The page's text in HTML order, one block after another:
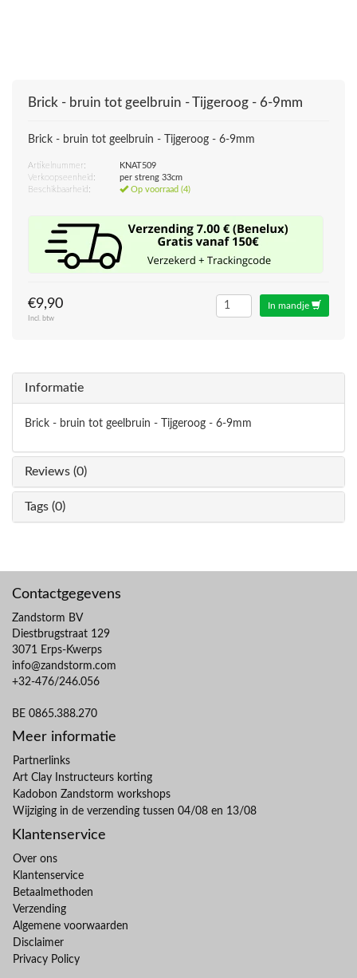
Brick - bruin tot geelbruin - Tijgeroog - 6-9mm
Brick - bruin tot geelbruin - Tijgeroog - 6-9mm
Artikelnummer:
KNAT509
Verkoopseenheid:
per streng 33cm
Beschikbaarheid:
Op voorraad (4)
€9,90
Incl. btw
In mandje
Informatie
Brick - bruin tot geelbruin - Tijgeroog - 6-9mm
Reviews (0)
Tags (0)
Contactgegevens
Zandstorm BV
Diestbrugstraat 129
3071 Erps-Kwerps
info@zandstorm.com
+32-476/246.056
BE 0865.388.270
Meer informatie
Partnerlinks
Art Clay Instructeurs korting
Kadobon Zandstorm workshops
Wijziging in de verzending tussen 04/08 en 13/08
Klantenservice
Over ons
Klantenservice
Betaalmethoden
Verzending
Algemene voorwaarden
Disclaimer
Privacy Policy